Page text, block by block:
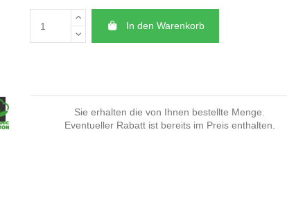
In den Warenkorb
Sie erhalten die von Ihnen bestellte Menge.
Eventueller Rabatt ist bereits im Preis enthalten.